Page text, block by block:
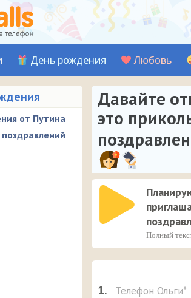
День рождения Любовь
от Путина
Давайте
это
Полный
1.